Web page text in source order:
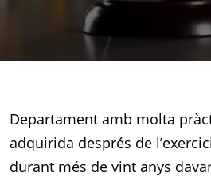
Departament amb molta
adquirida després de
durant més de vint anys